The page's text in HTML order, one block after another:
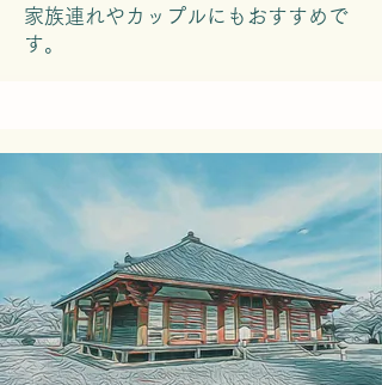
家族連れやカップルにもおすすめで
す。